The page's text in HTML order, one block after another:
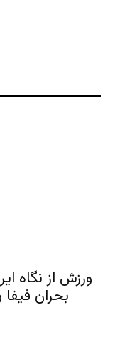
ورزش از نگاه
بحران فیفا و